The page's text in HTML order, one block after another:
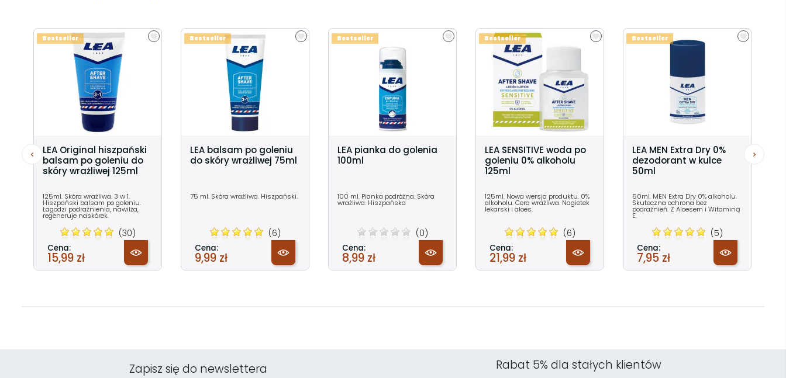
LEA Original hiszpański
balsam po goleniu do
skóry wrażliwej 125ml
125ml. Skóra wrażliwa. 3 w 1.
Hiszpański balsam po goleniu.
Łagodzi podrażnienia, nawilża,
regeneruje naskórek.
(30)
Cena:
15,99 zł
Bestseller
LEA balsam po goleniu
do skóry wrażliwej 75ml
75 ml. Skóra wrażliwa. Hiszpański.
(6)
Cena:
9,99 zł
Bestseller
LEA pianka do golenia
100ml
100 ml. Pianka podróżna. Skóra
wrażliwa. Hiszpańska
(0)
Cena:
8,99 zł
Bestseller
LEA SENSITIVE woda po
goleniu 0% alkoholu
125ml
125ml. Nowa wersja produktu. 0%
alkoholu. Cera wrażliwa. Nagietek
lekarski i aloes.
(6)
Cena:
21,99 zł
Bestseller
LEA MEN Extra Dry 0%
dezodorant w kulce
50ml
50ml. MEN Extra Dry 0% alkoholu.
Skuteczna ochrona bez
podrażnień. Z Aloesem i Witaminą
E.
(5)
Cena:
7,95 zł
Bestseller
Zapisz się do newslettera Rabat 5% dla stałych klientów